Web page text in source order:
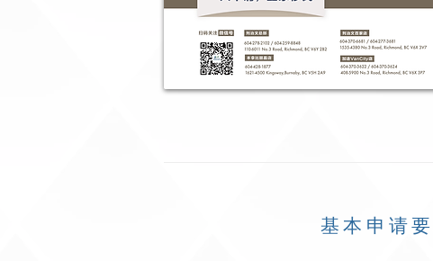
基本申请要